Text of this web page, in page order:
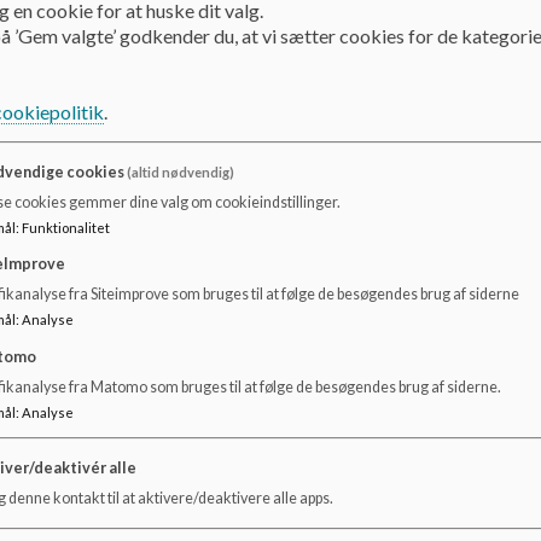
- referat
- referat
- referat
- referat
- referat
en cookie for at huske dit valg.
’Gem valgte’ godkender du, at vi sætter cookies for de
.
cookies(altid nødvendig)
cookies gemmer dine valg om cookieindstillinger.
: Funktionalitet
fra Siteimprove som bruges til at følge de besøgendes brug af siderne
: Analyse
fra Matomo som bruges til at følge de besøgendes brug af siderne.
: Analyse
deaktivér alle
denne kontakt til at aktivere/deaktivere alle apps.